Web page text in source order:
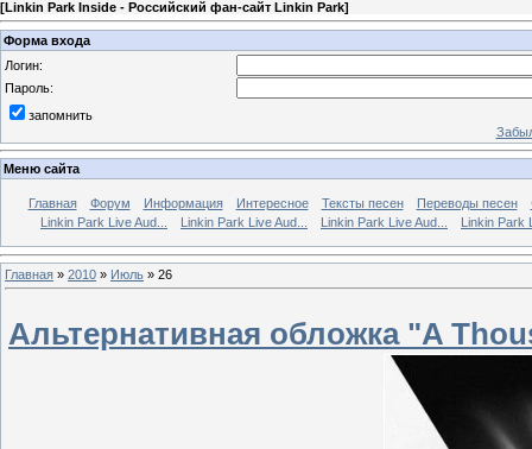
[Linkin Park Inside - Российский фан-сайт Linkin Park]
Форма входа
Логин:
Пароль:
запомнить
Меню сайта
Главная Форум Информация Интересное Тексты песен Переводы песен
Linkin Park Live Aud...
Linkin Park Live Aud... Linkin Park Live Aud... Linkin Park
Главная » 2010 » Июль » 26
Альтернативная обложка "A